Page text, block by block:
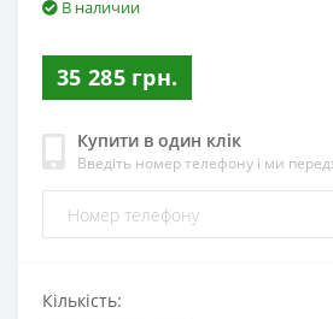
В наличии
35 285 грн.
Купити в один клік
Введіть номер телефону і ми
Кількість: